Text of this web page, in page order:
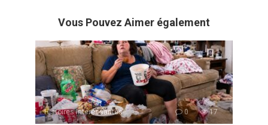
Vous Pouvez Aimer également
Histoires Intéressantes 0 17